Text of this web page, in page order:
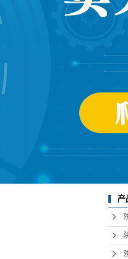
产